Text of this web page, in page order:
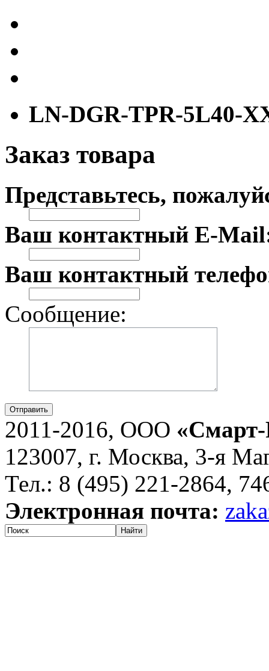
LN-DGR-TPR-5L40-
Заказ товара
Представьтесь,
Ваш контактный E-
Ваш контактный
Сообщение:
Отправить
2011-2016, ООО
123007, г. Москва, 3-я
Тел.: 8 (495) 221-2864,
Электронная почта:
Найти